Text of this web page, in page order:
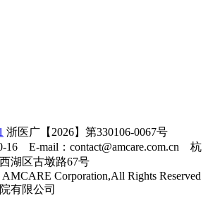
浙医广【2026】第330106-0067号
16 E-mail：contact@amcare.com.cn 杭
湖区古墩路67号
Corporation,All Rights Reserved
有限公司